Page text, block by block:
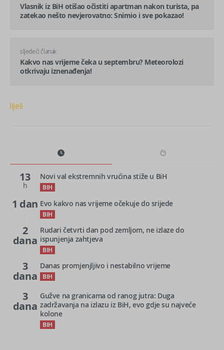
Vlasnik iz BiH otišao očistiti apartman nakon turista, pa
zatekao nešto nevjerovatno: Snimio i sve pokazao!
sljedeći članak
Kakvo nas vrijeme čeka u septembru? Meteorolozi
otkrivaju iznenađenja!
13
h
Novi val ekstremnih vrućina stiže u BiH
BIH
1 dan Evo kakvo nas vrijeme očekuje do srijede
BIH
2
dana
Rudari četvrti dan pod zemljom, ne izlaze do
ispunjenja zahtjeva
BIH
3
dana
Danas promjenjljivo i nestabilno vrijeme
BIH
3
dana
Gužve na granicama od ranog jutra: Duga
zadržavanja na izlazu iz BiH, evo gdje su najveće
kolone
BIH